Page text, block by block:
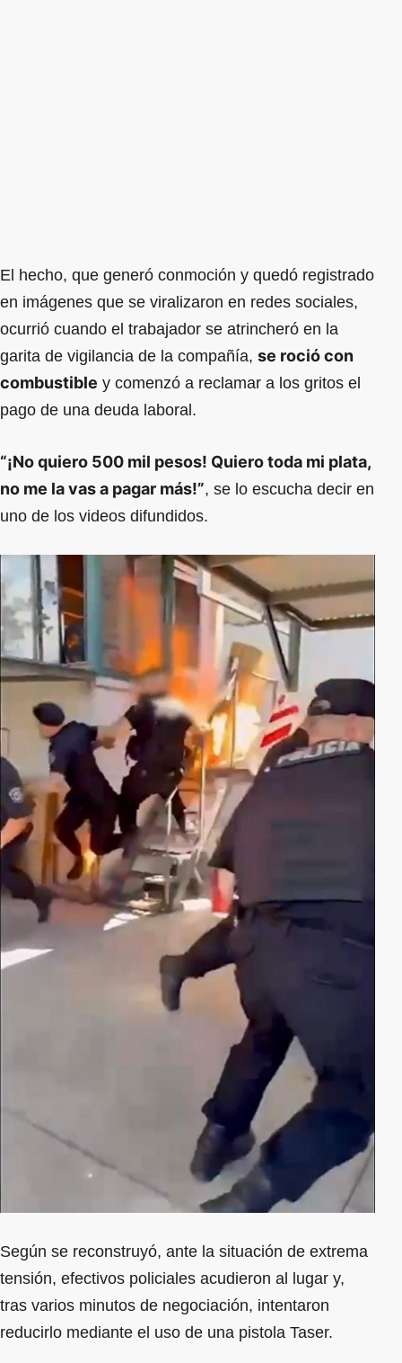
El hecho, que generó conmoción y quedó registrado
en imágenes que se viralizaron en redes sociales,
ocurrió cuando el trabajador se atrincheró en la
garita de vigilancia de la compañía, se roció con
combustible y comenzó a reclamar a los gritos el
pago de una deuda laboral.
“¡No quiero 500 mil pesos! Quiero toda mi plata,
no me la vas a pagar más!”, se lo escucha decir en
uno de los videos difundidos.
Según se reconstruyó, ante la situación de extrema
tensión, efectivos policiales acudieron al lugar y,
tras varios minutos de negociación, intentaron
reducirlo mediante el uso de una pistola Taser.